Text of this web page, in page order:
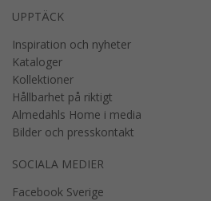
UPPTÄCK
Inspiration och nyheter
Kataloger
Kollektioner
Hållbarhet på riktigt
Almedahls Home i media
Bilder och presskontakt
SOCIALA MEDIER
Facebook Sverige